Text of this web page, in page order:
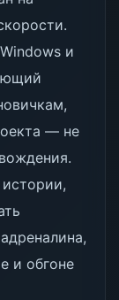
и
— не
и обгоне